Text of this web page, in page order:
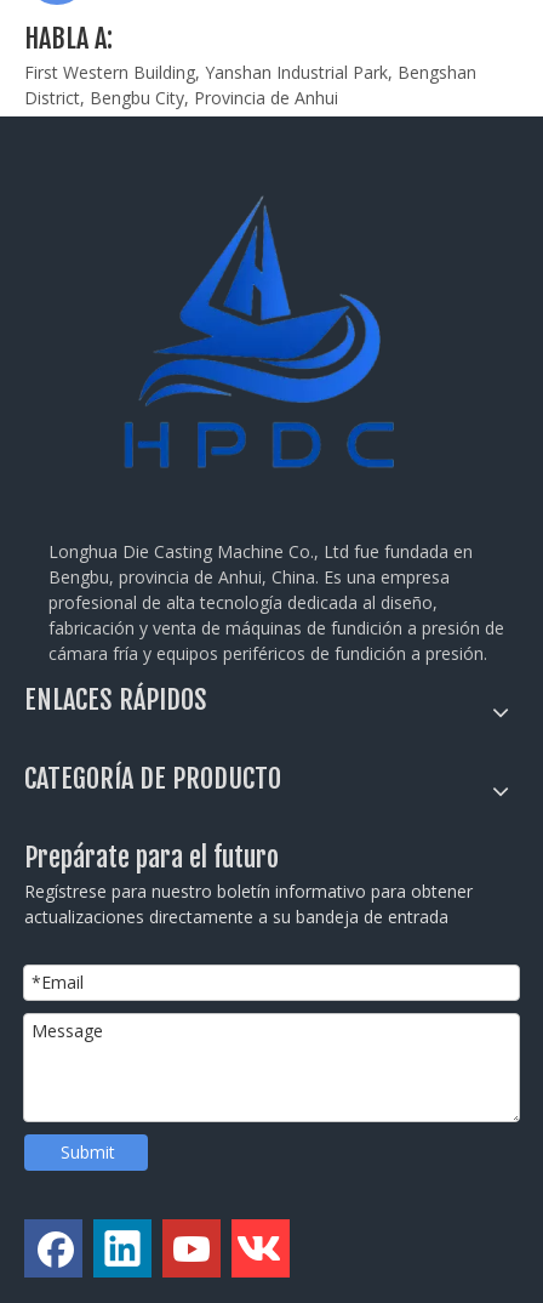
HABLA A:
First Western Building, Yanshan Industrial Park, Bengshan
District, Bengbu City, Provincia de Anhui
Longhua Die Casting Machine Co., Ltd fue fundada en
Bengbu, provincia de Anhui, China. Es una empresa
profesional de alta tecnología dedicada al diseño,
fabricación y venta de máquinas de fundición a presión de
cámara fría y equipos periféricos de fundición a presión.
ENLACES RÁPIDOS
CATEGORÍA DE PRODUCTO
Prepárate para el futuro
Regístrese para nuestro boletín informativo para obtener
actualizaciones directamente a su bandeja de entrada
Submit